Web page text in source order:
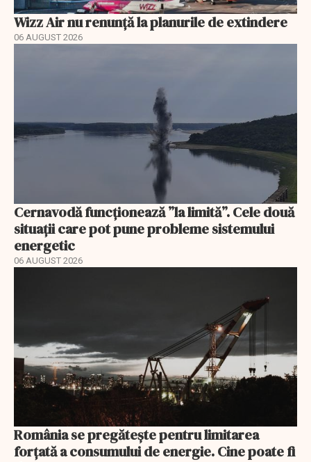
Wizz Air nu renunță la planurile de extindere
06 AUGUST 2026
Cernavodă funcționează ”la limită”. Cele două
situații care pot pune probleme sistemului
energetic
06 AUGUST 2026
România se pregătește pentru limitarea
forțată a consumului de energie. Cine poate fi